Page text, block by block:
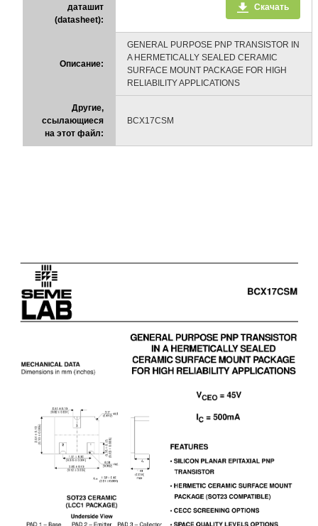
даташит
(datasheet):
Скачать
Описание:
GENERAL PURPOSE PNP TRANSISTOR IN
A HERMETICALLY SEALED CERAMIC
SURFACE MOUNT PACKAGE FOR HIGH
RELIABILITY APPLICATIONS
Другие,
ссылающиеся
на этот файл:
BCX17CSM